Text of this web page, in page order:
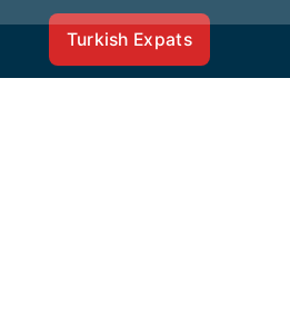
Turkish Expats